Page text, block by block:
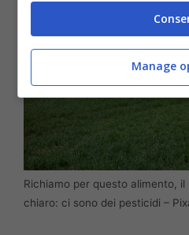
Richiamo per questo alimento,
chiaro: ci sono dei pesticidi –
Manage